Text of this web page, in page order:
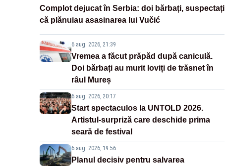
Complot dejucat în Serbia: doi bărbați, suspectați
că plănuiau asasinarea lui Vučić
6 aug. 2026, 21:39
Vremea a făcut prăpăd după caniculă.
Doi bărbați au murit loviți de trăsnet în
râul Mureș
6 aug. 2026, 20:17
Start spectaculos la UNTOLD 2026.
Artistul-surpriză care deschide prima
seară de festival
6 aug. 2026, 19:56
Planul decisiv pentru salvarea